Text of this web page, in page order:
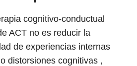
cognitivo-conductual
ACT no es reducir la
de experiencias internas
distorsiones cognitivas ,